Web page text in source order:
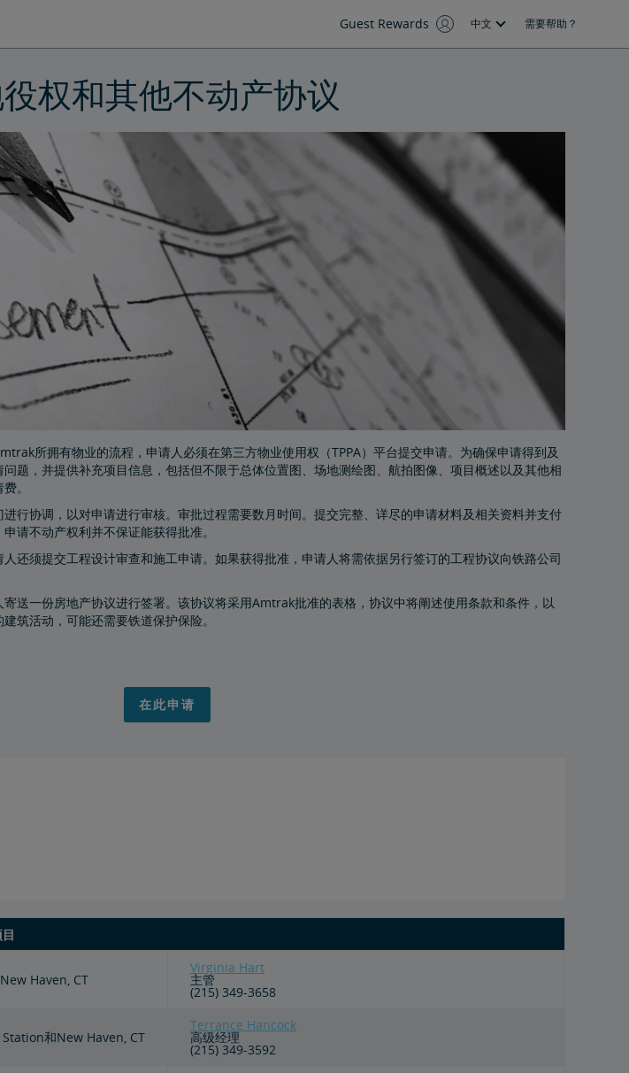
Guest Rewards 中文 需要帮助？
权和其他不动产协议
所拥有物业的流程，申请人必须在第三方物业使用权（TPPA）平台提交申请。为确保申请得到及
题，并提供补充项目信息，包括但不限于总体位置图、场地测绘图、航拍图像、项目概述以及其他相
。
行协调，以对申请进行审核。审批过程需要数月时间。提交完整、详尽的申请材料及相关资料并支付
请不动产权利并不保证能获得批准。
还须提交工程设计审查和施工申请。如果获得批准，申请人将需依据另行签订的工程协议向铁路公司
送一份房地产协议进行签署。该协议将采用Amtrak批准的表格，协议中将阐述使用条款和条件，以
筑活动，可能还需要铁道保护保险。
在此申请
Haven, CT
Virginia Hart
主管
(215) 349-3658
和New Haven, CT
Terrance Hancock
高级经理
(215) 349-3592